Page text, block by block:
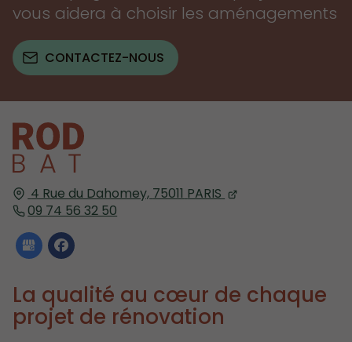
vous aidera à choisir les aménagements
CONTACTEZ-NOUS
4 Rue du Dahomey, 75011 PARIS
09 74 56 32 50
La qualité au cœur de chaque
projet de rénovation